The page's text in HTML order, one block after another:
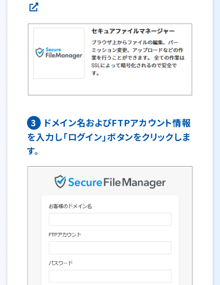
3
ドメイン名およびFTPアカウント情報
を入力し「ログイン」ボタンをクリックしま
す。